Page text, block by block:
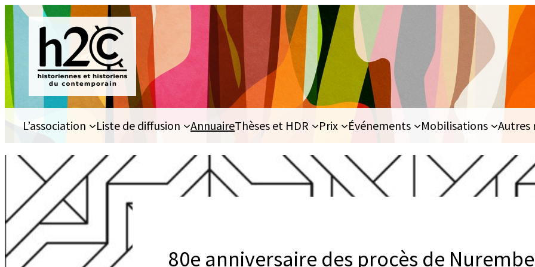
Aller
au
contenu
L’association Liste de diffusion AnnuaireThèses et HDR Prix Événements Mobilisations Autres
80e anniversaire des procès de